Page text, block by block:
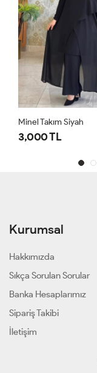
Minel Takım Siyah
3,000 TL
Kurumsal
Hakkımızda
Sıkça Sorulan Sorular
Banka Hesaplarımız
Sipariş Takibi
İletişim